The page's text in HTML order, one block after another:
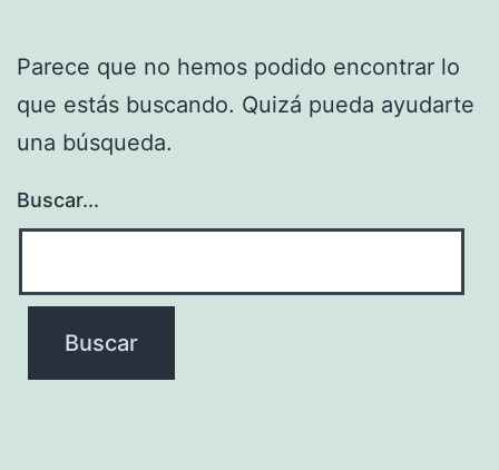
Parece que no hemos podido encontrar lo
que estás buscando. Quizá pueda ayudarte
una búsqueda.
Buscar...